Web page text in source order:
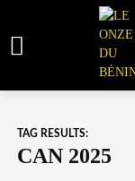
TAG RESULTS:
CAN 2025